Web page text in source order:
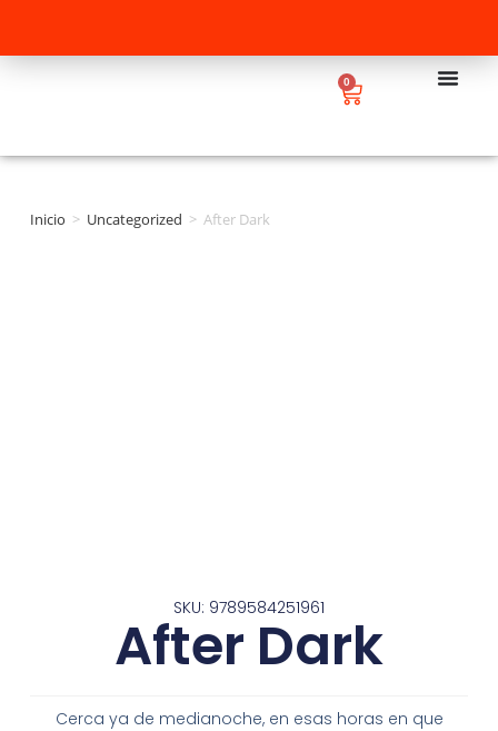
0
Inicio > Uncategorized > After Dark
SKU: 9789584251961
After Dark
Cerca ya de medianoche, en esas horas en que